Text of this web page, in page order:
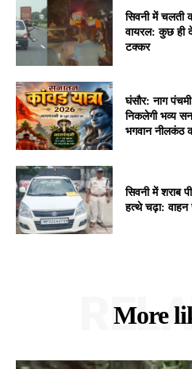
सिवनी में चलती
वायरल: कुछ ही
टक्कर
घंसौर: नाग
निकलेगी भव्य
भगवान नीलकंठ
सिवनी में शराब
हत्थे चढ़ा:
More